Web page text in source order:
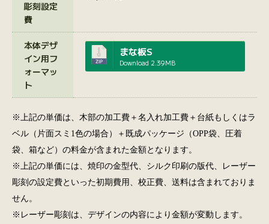
彫刻設定
費
本体デザ
イン用フ
ォーマッ
ト
まな板S
Download 2.39MB
※上記の単価は、木部の加工費＋名入れ加工費＋台紙もしくはラ
ベル（片面スミ1色の場合）＋既成パッケージ（OPP袋、圧着
袋、箱など）の料金が含まれた金額となります。
※上記の単価には、焼印の金型代、シルク印刷の版代、レーザー
彫刻の設定費といった初期費用、校正費、送料は含まれておりま
せん。
※レーザー彫刻は、デザインの内容により金額が変動します。